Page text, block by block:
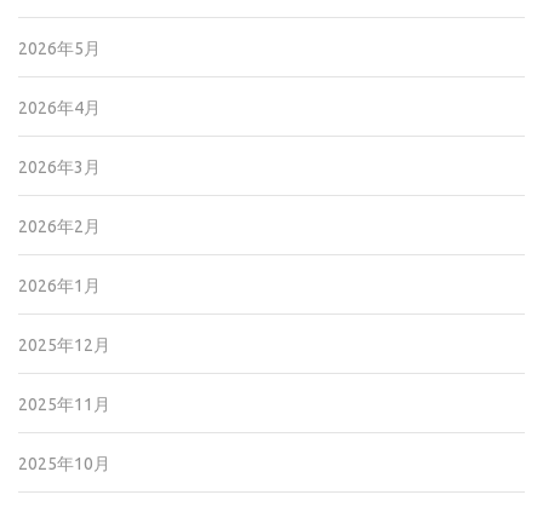
2026年5月
2026年4月
2026年3月
2026年2月
2026年1月
2025年12月
2025年11月
2025年10月